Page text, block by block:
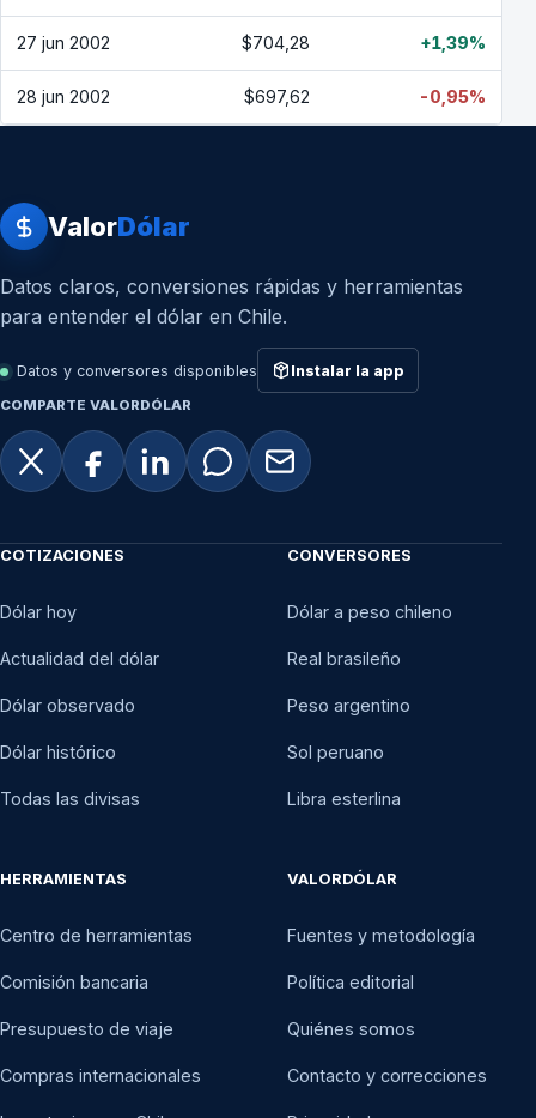
27 jun 2002 $704,28 +1,39%
28 jun 2002 $697,62 -0,95%
ValorDólar
Datos claros, conversiones rápidas y herramientas
para entender el dólar en Chile.
Datos y conversores disponibles Instalar la app
COMPARTE VALORDÓLAR
COTIZACIONES
Dólar hoy
Actualidad del dólar
Dólar observado
Dólar histórico
Todas las divisas
CONVERSORES
Dólar a peso chileno
Real brasileño
Peso argentino
Sol peruano
Libra esterlina
HERRAMIENTAS
Centro de herramientas
Comisión bancaria
Presupuesto de viaje
Compras internacionales
VALORDÓLAR
Fuentes y metodología
Política editorial
Quiénes somos
Contacto y correcciones